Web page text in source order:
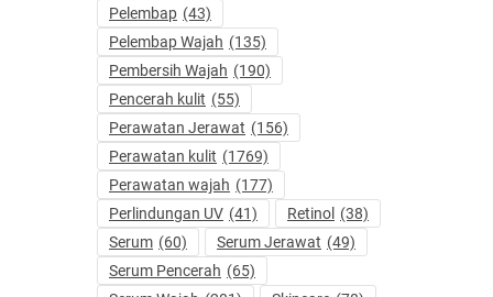
Pelembap (43)
Pelembap Wajah (135)
Pembersih Wajah (190)
Pencerah kulit (55)
Perawatan Jerawat (156)
Perawatan kulit (1769)
Perawatan wajah (177)
Perlindungan UV (41) Retinol (38)
Serum (60) Serum Jerawat (49)
Serum Pencerah (65)